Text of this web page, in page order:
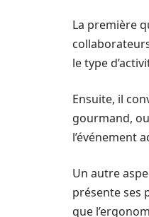
La première
le type
Ensuite, il
gourmand,
l’événement
Un autre
présente ses
que